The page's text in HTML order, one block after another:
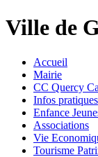
Ville de
Accueil
Mairie
CC Quercy
Infos pratiques
Enfance
Associations
Vie
Tourisme